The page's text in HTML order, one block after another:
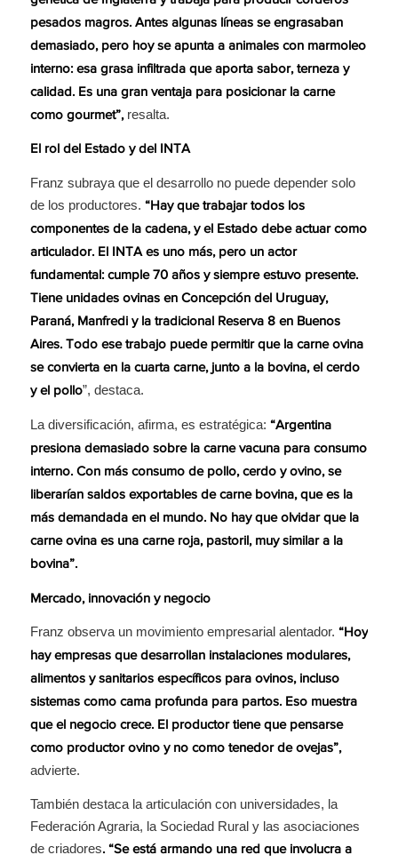
pesados magros. Antes algunas líneas se engrasaban
demasiado, pero hoy se apunta a animales con marmoleo
interno: esa grasa infiltrada que aporta sabor, terneza y
calidad. Es una gran ventaja para posicionar la carne
como gourmet”,resalta.
El rol del Estado y del INTA
Franz subraya que el desarrollo no puede depender solo
de los productores. “Hay que trabajar todos los
componentes de la cadena, y el Estado debe actuar como
articulador. El INTA es uno más, pero un actor
fundamental: cumple 70 años y siempre estuvo presente.
Tiene unidades ovinas en Concepción del Uruguay,
Paraná, Manfredi y la tradicional Reserva 8 en Buenos
Aires. Todo ese trabajo puede permitir que la carne ovina
se convierta en la cuarta carne, junto a la bovina, el cerdo
y el pollo”, destaca.
La diversificación, afirma, es estratégica: “Argentina
presiona demasiado sobre la carne vacuna para consumo
interno. Con más consumo de pollo, cerdo y ovino, se
liberarían saldos exportables de carne bovina, que es la
más demandada en el mundo. No hay que olvidar que la
carne ovina es una carne roja, pastoril, muy similar a la
bovina”.
Mercado, innovación y negocio
Franz observa un movimiento empresarial alentador. “Hoy
hay empresas que desarrollan instalaciones modulares,
alimentos y sanitarios específicos para ovinos, incluso
sistemas como cama profunda para partos. Eso muestra
que el negocio crece. El productor tiene que pensarse
como productor ovino y no como tenedor de ovejas”,
advierte.
También destaca la articulación con universidades, la
Federación Agraria, la Sociedad Rural y las asociaciones
de criadores. “Se está armando una red que involucra a